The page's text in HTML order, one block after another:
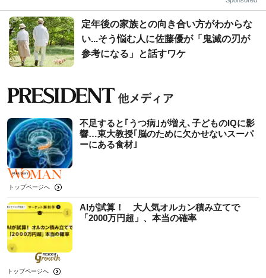
定年後の家族との向き合い方がわからな
い...そう悩む人に佐藤優が「鬼滅の刃が
参考になる」と話すワケ
不足すると｢うつ病｣が増え､子どものIQに影
響…東大教授｢脳のために欠かせないスーパ
ーにある食材｣
トップページへ
AIが試算！ 大人気オルカン積み立てで
「2000万円超」、本当の確率
トップページへ